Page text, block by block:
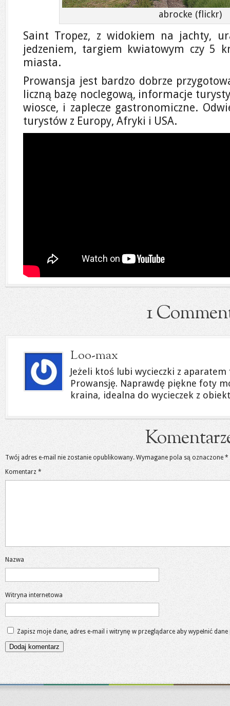
abrocke (flickr)
Saint Tropez, z widokiem na jachty,
jedzeniem, targiem kwiatowym czy 5
miasta.
Prowansja jest bardzo dobrze
liczną bazę noclegową, informacje
wiosce, i zaplecze gastronomiczne.
turystów z Europy, Afryki i USA.
1
Loo-max
Jeżeli ktoś lubi wycieczki z
Prowansję. Naprawdę piękne foty
kraina, idealna do wycieczek z
Twój adres e-mail nie zostanie opublikowany. Wymagane pola są oznaczone *
Komentarz *
Nazwa
Witryna internetowa
Zapisz moje dane, adres e-mail i witrynę w przeglądarce aby wypełnić